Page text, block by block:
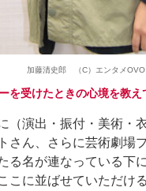
加藤清史郎 （C）エンタメOVO
を受けたときの心境を教え
（演出・振付・美術・
さん、さらに芸術劇場
る名が連なっている下
こに並ばせていただけ